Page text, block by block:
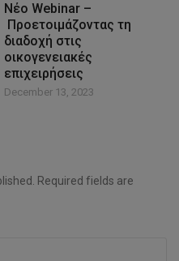
Νέο Webinar –
Προετοιμάζοντας τη
διαδοχή στις
οικογενειακές
επιχειρήσεις
December 13, 2023
Required fields are